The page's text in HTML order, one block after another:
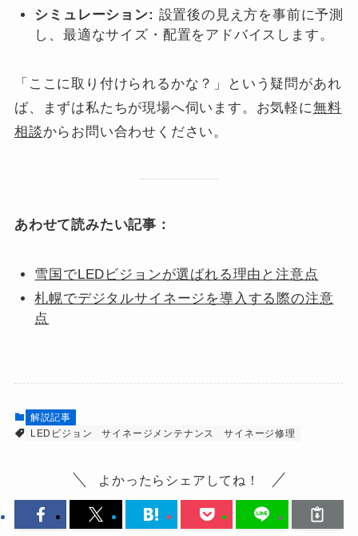
シミュレーション: 設置後の見え方を事前に予測
し、最適なサイズ・配置をアドバイスします。
「ここに取り付けられるかな？」という疑問があれ
ば、まずは私たちが現場へ伺います。お気軽に無料
相談からお問い合わせください。
あわせて読みたい記事：
雪国でLEDビジョンが選ばれる理由と注意点
札幌でデジタルサイネージを導入する際の注意
点
解説記事
LEDビジョン
サイネージメンテナンス サイネージ修理
よかったらシェアしてね！